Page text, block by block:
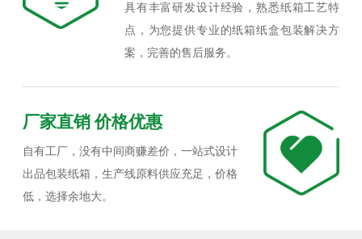
具有丰富研发设计经验，熟悉纸箱工艺特
点，为您提供专业的纸箱纸盒包装解决方
案，完善的售后服务。
厂家直销 价格优惠
自有工厂，没有中间商赚差价，一站式设计
出品包装纸箱，生产线原料供应充足，价格
低，选择余地大。